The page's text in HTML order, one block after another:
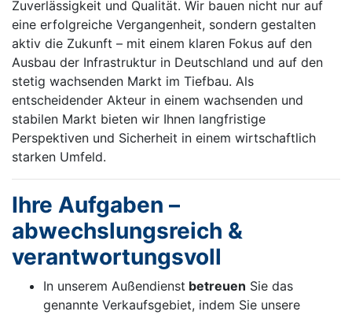
Zuverlässigkeit und Qualität. Wir bauen nicht nur auf
eine erfolgreiche Vergangenheit, sondern gestalten
aktiv die Zukunft – mit einem klaren Fokus auf den
Ausbau der Infrastruktur in Deutschland und auf den
stetig wachsenden Markt im Tiefbau. Als
entscheidender Akteur in einem wachsenden und
stabilen Markt bieten wir Ihnen langfristige
Perspektiven und Sicherheit in einem wirtschaftlich
starken Umfeld.
Ihre Aufgaben –
abwechslungsreich &
verantwortungsvoll
In unserem Außendienst betreuen Sie das
genannte Verkaufsgebiet, indem Sie unsere